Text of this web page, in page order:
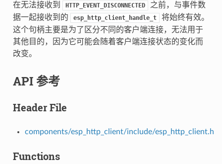
在无法接收到 HTTP_EVENT_DISCONNECTED
之前，与事件数
据一起接收到的
esp_http_client_handle_t
将始终有效。
这个句柄主要是为了区分不同的客户端连接，无法用于
其他目的，因为它可能会随着客户端连接状态的变化而
改变。
API 参考
Header File
components/esp_http_client/include/esp_http_client.h
Functions